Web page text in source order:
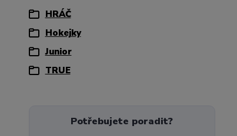
HRÁČ
Hokejky
Junior
TRUE
Potřebujete poradit?